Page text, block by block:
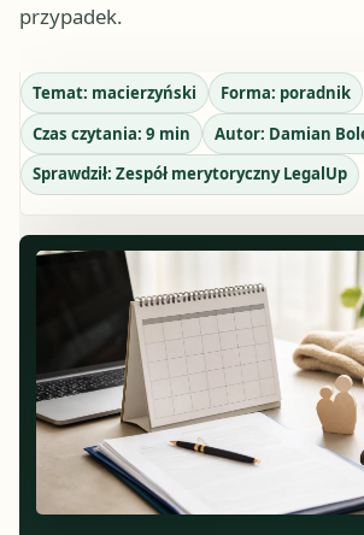
przypadek.
Temat: macierzyński Forma: poradnik
Czas czytania: 9 min Autor: Damian
Sprawdził: Zespół merytoryczny LegalUp